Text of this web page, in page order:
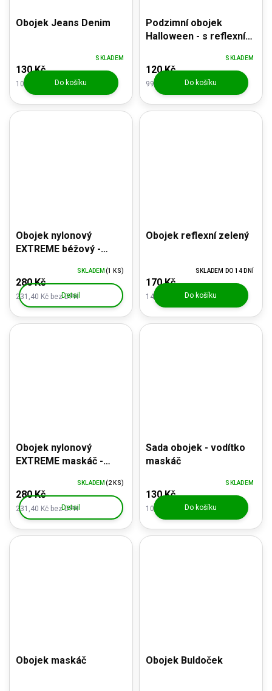
Obojek Jeans Denim
107,44 Kč bez DPH
130 Kč
SKLADEM
Do košíku
Podzimní obojek
Halloween - s reflexní
99,17 Kč bez DPH
120 Kč
SKLADEM
Do košíku
Obojek nylonový
EXTREME béžový -
231,40 Kč bez DPH
280 Kč
SKLADEM (1 KS)
Detail
Obojek reflexní zelený
140,50 Kč bez DPH
170 Kč
SKLADEM DO 14 DNÍ
Do košíku
Obojek nylonový
EXTREME maskáč -
231,40 Kč bez DPH
280 Kč
SKLADEM (2 KS)
Detail
Sada obojek - vodítko
maskáč
107,44 Kč bez DPH
130 Kč
SKLADEM
Do košíku
Obojek maskáč Obojek Buldoček